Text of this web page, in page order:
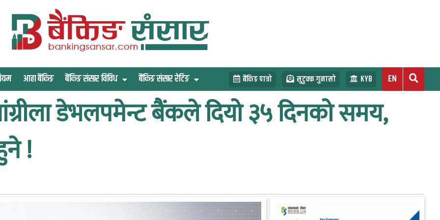
आहा बैंकिङ बैंकिङ संसार विविध बैंकिङ संसार रेटिङ बैंकिङ पात्रो सुटुक्क गुनासो KYB EN
डेभलपमेन्ट बैंकले दियो ३५ दिनको समय,
!